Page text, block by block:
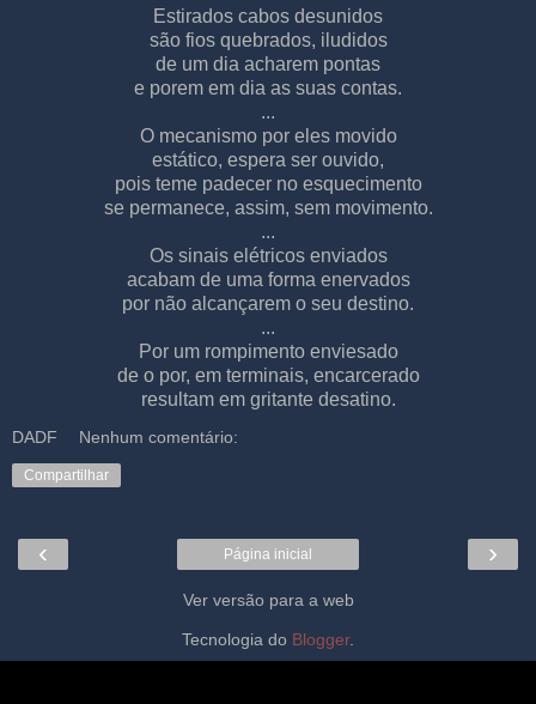
Estirados cabos desunidos
são fios quebrados, iludidos
de um dia acharem pontas
e porem em dia as suas contas.
...
O mecanismo por eles movido
estático, espera ser ouvido,
pois teme padecer no esquecimento
se permanece, assim, sem movimento.
...
Os sinais elétricos enviados
acabam de uma forma enervados
por não alcançarem o seu destino.
...
Por um rompimento enviesado
de o por, em terminais, encarcerado
resultam em gritante desatino.
DADF Nenhum comentário:
Compartilhar
‹ ›
Página inicial
Ver versão para a web
Tecnologia do Blogger.